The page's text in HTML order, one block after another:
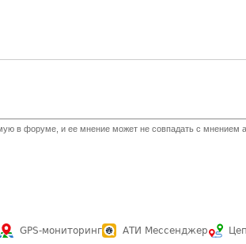
в форуме, и ее мнение может не совпадать с мнением
GPS-мониторинг АТИ Мессенджер